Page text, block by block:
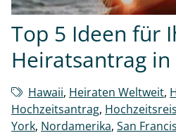
Top 5 Ideen für
Heiratsantrag in
Hawaii, Heiraten Weltweit,
Hochzeitsantrag,
York, Nordamerika, San